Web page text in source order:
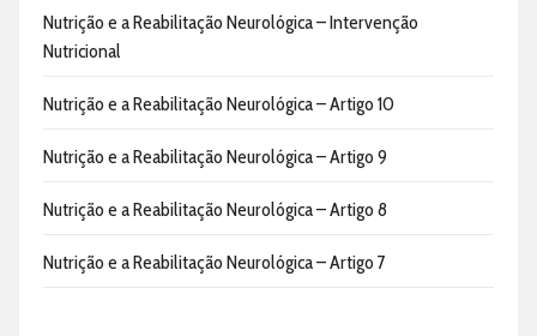
Nutrição e a Reabilitação Neurológica – Intervenção
Nutricional
Nutrição e a Reabilitação Neurológica – Artigo 10
Nutrição e a Reabilitação Neurológica – Artigo 9
Nutrição e a Reabilitação Neurológica – Artigo 8
Nutrição e a Reabilitação Neurológica – Artigo 7